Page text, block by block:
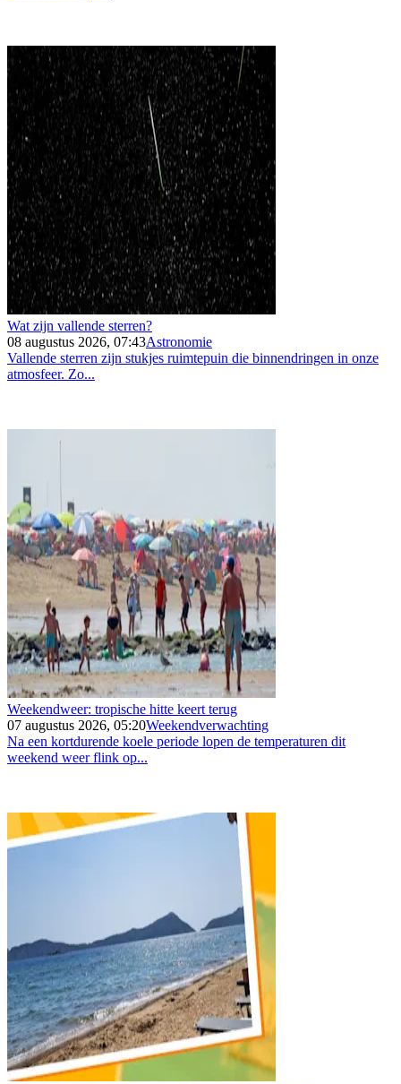
Wat zijn vallende sterren?
08 augustus 2026, 07:43Astronomie
Vallende sterren zijn stukjes ruimtepuin die binnendringen in onze
atmosfeer. Zo...
Weekendweer: tropische hitte keert terug
07 augustus 2026, 05:20Weekendverwachting
Na een kortdurende koele periode lopen de temperaturen dit
weekend weer flink op...